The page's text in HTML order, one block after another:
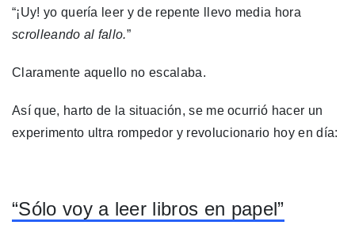
“¡Uy! yo quería leer y de repente llevo media hora
scrolleando al fallo.”
Claramente aquello no escalaba.
Así que, harto de la situación, se me ocurrió hacer un
experimento ultra rompedor y revolucionario hoy en día:
“Sólo voy a leer libros en papel”